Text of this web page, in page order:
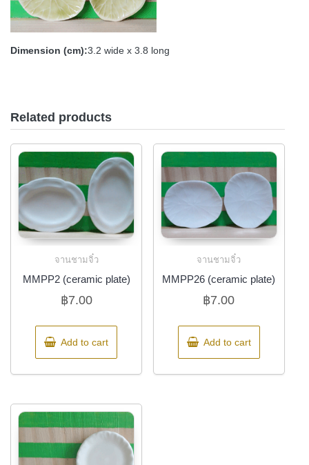
Dimension (cm):3.2 wide x 3.8 long
Related products
จานชามจิ๋ว
MMPP2 (ceramic plate)
฿7.00
Add to cart
จานชามจิ๋ว
MMPP26 (ceramic plate)
฿7.00
Add to cart